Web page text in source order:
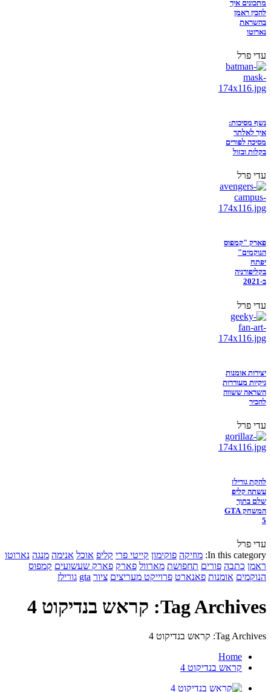
מתכונים איך
להכין ראמן
בהשראת
נארוטו
עדי פרל
נשף מסיכות:
איך לאלתר
מסיכה לפורים
בקלות ובזול
עדי פרל
פארק "קמפוס
הנוקמים"
יפתח
בקליפורניה
ב-2021
עדי פרל
יצירות אומנות
גיקיות מעוררות
השראה ששווה
להכיר
עדי פרל
להקת גורילז
עשתה קליפ
שלם בתוך
המשחק GTA
5
עדי פרל
In this category: מוזיקה פוקימון קייטי פרי קליפ אוכל אנימה מנגה נארוטו
ראמן כתבה פורים תחפושת מארוול פארק פארק שעשועים קמפוס
הנוקמים אומנות פאנארט פרוייקט מעריצים ציור gta גורילז
Tag Archives: קראש בנדיקוט 4
Tag Archives: קראש בנדיקוט 4
Home
קראש בנדיקוט 4